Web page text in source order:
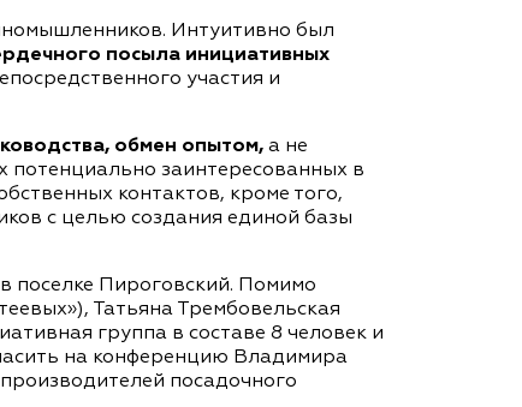
Интуитивно был
посыла инициативных
участия и
обмен опытом, а не
заинтересованных в
контактов, кроме того,
с целью создания единой базы
поселке Пироговский. Помимо
Татьяна Трембовельская
группа в составе 8 человек и
на конференцию Владимира
посадочного